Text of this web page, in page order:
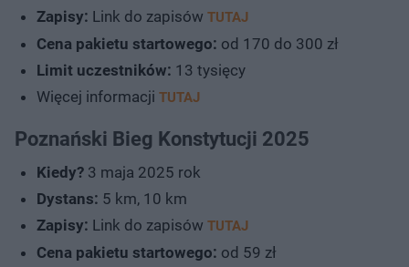
Zapisy: Link do zapisów TUTAJ
Cena pakietu startowego: od 170 do 300 zł
Limit uczestników: 13 tysięcy
Więcej informacji TUTAJ
Poznański Bieg Konstytucji 2025
Kiedy? 3 maja 2025 rok
Dystans: 5 km, 10 km
Zapisy: Link do zapisów TUTAJ
Cena pakietu startowego: od 59 zł